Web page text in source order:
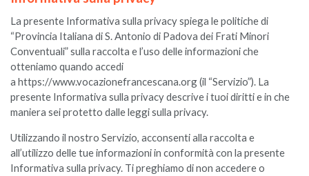
La presente Informativa sulla privacy spiega le politiche di
“Provincia Italiana di S. Antonio di Padova dei Frati Minori
Conventuali” sulla raccolta e l’uso delle informazioni che
otteniamo quando accedi
a https://www.vocazionefrancescana.org (il “Servizio”). La
presente Informativa sulla privacy descrive i tuoi diritti e in che
maniera sei protetto dalle leggi sulla privacy.
Utilizzando il nostro Servizio, acconsenti alla raccolta e
all’utilizzo delle tue informazioni in conformità con la presente
Informativa sulla privacy. Ti preghiamo di non accedere o